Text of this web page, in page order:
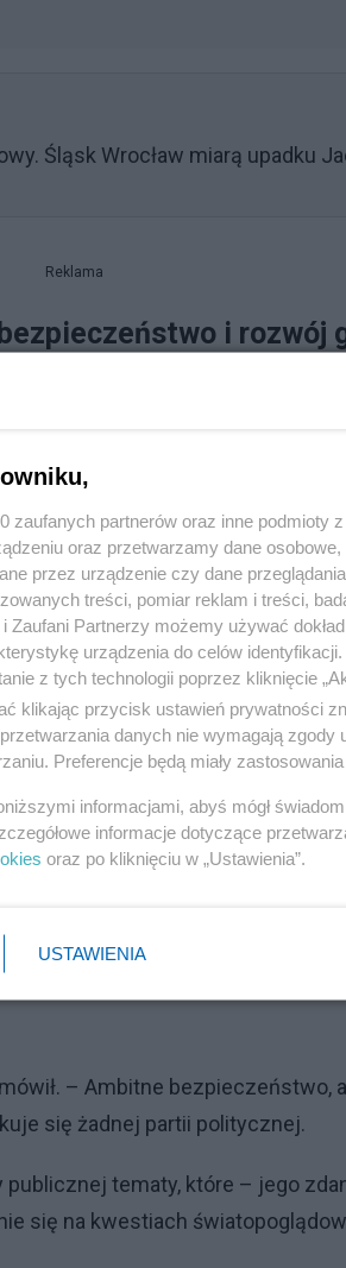
Śląsk Wrocław miarą upadku
Reklama
i rozwój
koncentrował się na kluczowych
gospodarczym.
– Ambitne bezpieczeństwo,
się żadnej partii politycznej.
publicznej tematy, które – jego
się na kwestiach
zaufanych partnerów oraz inne podmioty
oraz przetwarzamy dane
przez urządzenie czy dane
treści, pomiar reklam i treści,
Zaufani Partnerzy możemy używać
urządzenia do celów
z tych technologii poprzez kliknięcie
klikając przycisk ustawień prywatności
danych nie wymagają
Preferencje będą miały
informacjami, abyś mógł
informacje dotyczące
oraz po kliknięciu w „Ustawienia”.
USTAWIENIA